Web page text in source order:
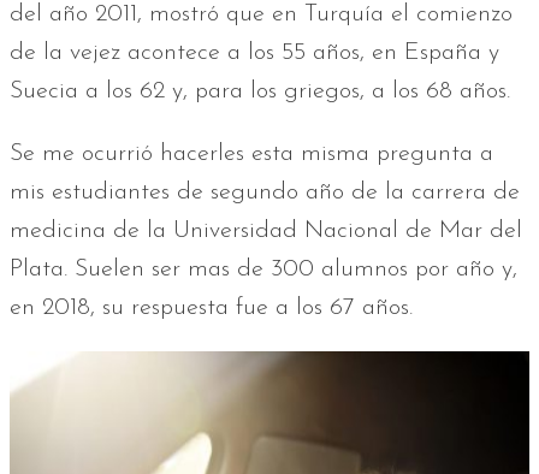
del año 2011, mostró que en Turquía el comienzo
de la vejez acontece a los 55 años, en España y
Suecia a los 62 y, para los griegos, a los 68 años.
Se me ocurrió hacerles esta misma pregunta a
mis estudiantes de segundo año de la carrera de
medicina de la Universidad Nacional de Mar del
Plata. Suelen ser mas de 300 alumnos por año y,
en 2018, su respuesta fue a los 67 años.